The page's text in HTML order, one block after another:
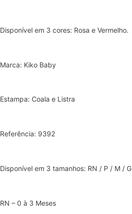
Disponível em 3 cores: Rosa e Vermelho.
Marca: Kiko Baby
Estampa: Coala e Listra
Referência: 9392
Disponível em 3 tamanhos: RN / P / M / G
RN – 0 à 3 Meses